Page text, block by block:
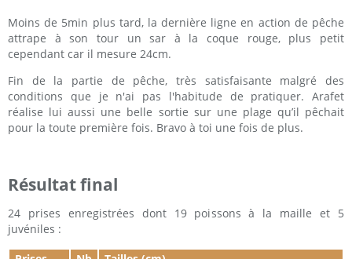
Moins de 5min plus tard, la dernière ligne en action de pêche
attrape à son tour un sar à la coque rouge, plus petit
cependant car il mesure 24cm.
Fin de la partie de pêche, très satisfaisante malgré des
conditions que je n'ai pas l'habitude de pratiquer. Arafet
réalise lui aussi une belle sortie sur une plage qu’il pêchait
pour la toute première fois. Bravo à toi une fois de plus.
Résultat final
24 prises enregistrées dont 19 poissons à la maille et 5
juvéniles :